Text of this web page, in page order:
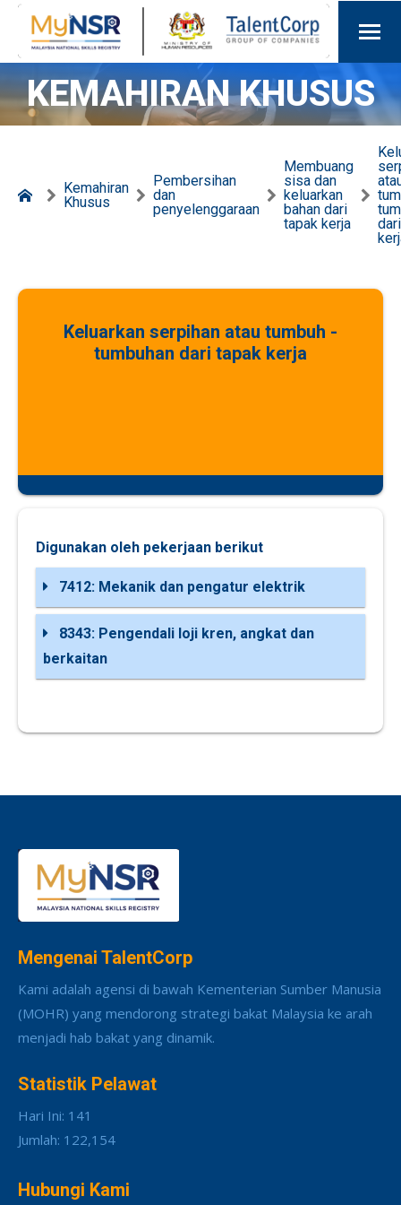
KEMAHIRAN KHUSUS
Kemahiran
Khusus
Pembersihan
dan
penyelenggaraan
Membuang
sisa dan
keluarkan
bahan dari
tapak kerja
Keluarkan serpihan atau tumbuh -
tumbuhan dari tapak kerja
Digunakan oleh pekerjaan berikut
7412: Mekanik dan pengatur elektrik
8343: Pengendali loji kren, angkat dan
berkaitan
Mengenai TalentCorp
Kami adalah agensi di bawah Kementerian Sumber Manusia
(MOHR) yang mendorong strategi bakat Malaysia ke arah
menjadi hab bakat yang dinamik.
Statistik Pelawat
Hari Ini: 141
Jumlah: 122,154
Hubungi Kami